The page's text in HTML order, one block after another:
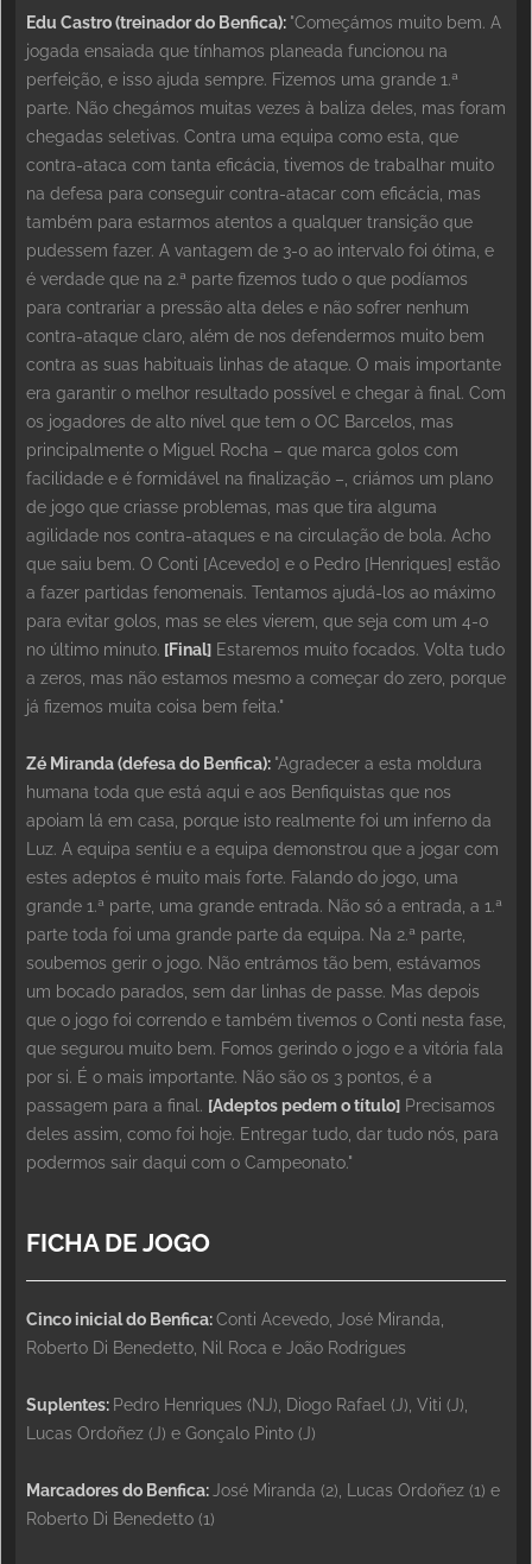
Edu Castro (treinador do Benfica): "Começámos muito bem. A
jogada ensaiada que tínhamos planeada funcionou na
perfeição, e isso ajuda sempre. Fizemos uma grande 1.ª
parte. Não chegámos muitas vezes à baliza deles, mas foram
chegadas seletivas. Contra uma equipa como esta, que
contra-ataca com tanta eficácia, tivemos de trabalhar muito
na defesa para conseguir contra-atacar com eficácia, mas
também para estarmos atentos a qualquer transição que
pudessem fazer. A vantagem de 3-0 ao intervalo foi ótima, e
é verdade que na 2.ª parte fizemos tudo o que podíamos
para contrariar a pressão alta deles e não sofrer nenhum
contra-ataque claro, além de nos defendermos muito bem
contra as suas habituais linhas de ataque. O mais importante
era garantir o melhor resultado possível e chegar à final. Com
os jogadores de alto nível que tem o OC Barcelos, mas
principalmente o Miguel Rocha – que marca golos com
facilidade e é formidável na finalização –, criámos um plano
de jogo que criasse problemas, mas que tira alguma
agilidade nos contra-ataques e na circulação de bola. Acho
que saiu bem. O Conti [Acevedo] e o Pedro [Henriques] estão
a fazer partidas fenomenais. Tentamos ajudá-los ao máximo
para evitar golos, mas se eles vierem, que seja com um 4-0
no último minuto. [Final] Estaremos muito focados. Volta tudo
a zeros, mas não estamos mesmo a começar do zero, porque
já fizemos muita coisa bem feita."
Zé Miranda (defesa do Benfica): "Agradecer a esta moldura
humana toda que está aqui e aos Benfiquistas que nos
apoiam lá em casa, porque isto realmente foi um inferno da
Luz. A equipa sentiu e a equipa demonstrou que a jogar com
estes adeptos é muito mais forte. Falando do jogo, uma
grande 1.ª parte, uma grande entrada. Não só a entrada, a 1.ª
parte toda foi uma grande parte da equipa. Na 2.ª parte,
soubemos gerir o jogo. Não entrámos tão bem, estávamos
um bocado parados, sem dar linhas de passe. Mas depois
que o jogo foi correndo e também tivemos o Conti nesta fase,
que segurou muito bem. Fomos gerindo o jogo e a vitória fala
por si. É o mais importante. Não são os 3 pontos, é a
passagem para a final. [Adeptos pedem o título] Precisamos
deles assim, como foi hoje. Entregar tudo, dar tudo nós, para
podermos sair daqui com o Campeonato."
FICHA DE JOGO
Cinco inicial do Benfica:Conti Acevedo, José Miranda,
Roberto Di Benedetto, Nil Roca e João Rodrigues
Suplentes: Pedro Henriques (NJ), Diogo Rafael (J), Viti (J),
Lucas Ordoñez (J) e Gonçalo Pinto (J)
Marcadores do Benfica: José Miranda (2), Lucas Ordoñez (1) e
Roberto Di Benedetto (1)